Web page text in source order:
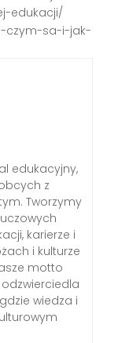
edukacji/
czym-sa-i-jak-
edukacyjny,
z
Tworzymy
karierze i
i kulturze
motto
odzwierciedla
wiedza i